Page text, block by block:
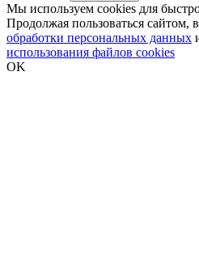
Мы используем cookies для
Продолжая пользоваться сайтом,
обработки персональных данных
использования файлов cookies
OK